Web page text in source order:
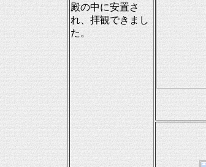
殿の中に安置さ
れ、拝観できまし
た。